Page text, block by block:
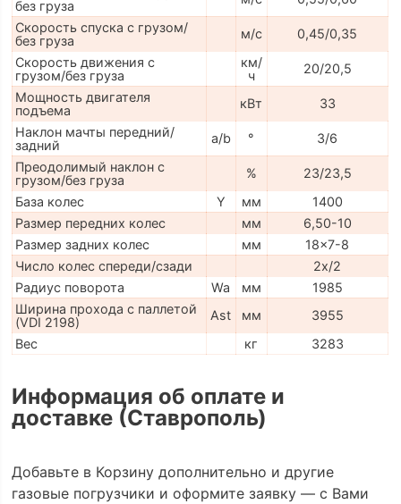
без груза
Скорость спуска с грузом/
без груза
м/с
0,45/0,35
Скорость движения с
грузом/без груза
км/
ч
20/20,5
Мощность двигателя
подъема
кВт
33
Наклон мачты передний/
задний
a/b °
3/6
Преодолимый наклон с
грузом/без груза
%
23/23,5
База колес
Y мм
1400
Размер передних колес
мм
6,50-10
Размер задних колес
мм
18x7-8
Число колес спереди/сзади
2x/2
Радиус поворота
Wa мм
1985
Ширина прохода с паллетой
(VDI 2198)
Ast мм
3955
Вес
кг 3283
Информация об оплате и
доставке (Ставрополь)
Добавьте в Корзину дополнительно и другие
газовые погрузчики и оформите заявку — с Вами